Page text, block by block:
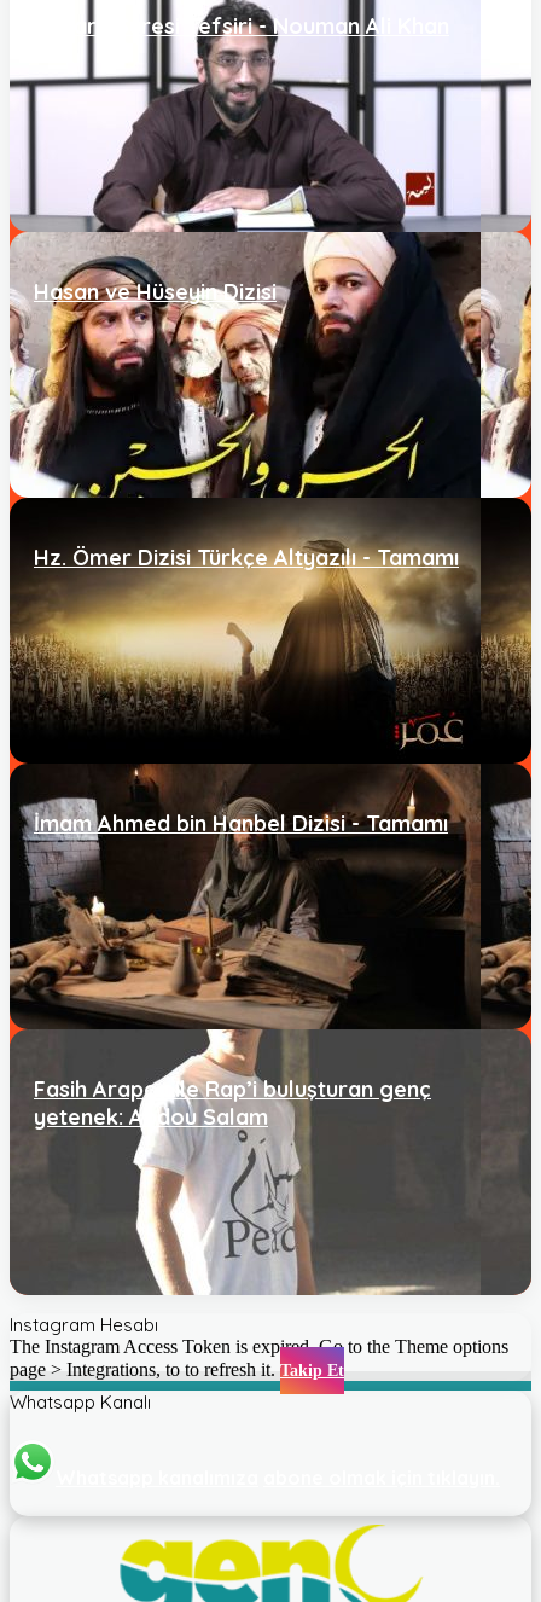
Bakara Suresi Tefsiri - Nouman Ali Khan
Hasan ve Hüseyin Dizisi
Hz. Ömer Dizisi Türkçe Altyazılı - Tamamı
İmam Ahmed bin Hanbel Dizisi - Tamamı
Fasih Arapça ile Rap’i buluşturan genç
yetenek: Abdou Salam
Instagram Hesabı
The Instagram Access Token is expired, Go to the Theme options
page > Integrations, to to refresh it. Takip Et
Whatsapp Kanalı